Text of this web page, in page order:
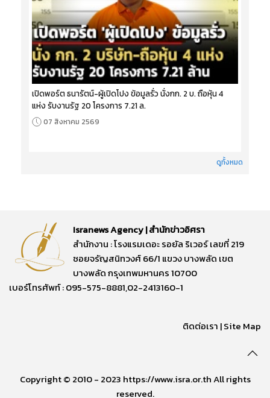
เปิดพอร์ต ธนารัตน์-ผู้เปิดโปง ข้อมูลรั่ว นั่งกก. 2 บ. ถือหุ้น 4
แห่ง รับงานรัฐ 20 โครงการ 7.21 ล.
07 สิงหาคม 2569
ดูทั้งหมด
Isranews Agency | สำนักข่าวอิศรา
สำนักงาน : โรงแรมเดอะ รอยัล ริเวอร์ เลขที่ 219
ซอยจรัญสนิทวงศ์ 66/1 แขวง บางพลัด เขต
บางพลัด กรุงเทพมหานคร 10700
เบอร์โทรศัพท์ : 095-575-8881,02-2413160-1
ติดต่อเรา |Site Map
Copyright © 2010 - 2023 https://www.isra.or.th All rights
reserved.